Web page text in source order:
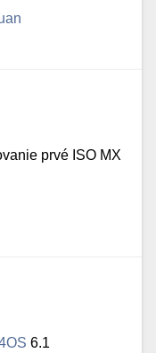
prvé ISO MX
6.1